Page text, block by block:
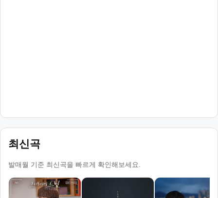
최신곡
발매월 기준 최신곡을 빠르게 확인해보세요.